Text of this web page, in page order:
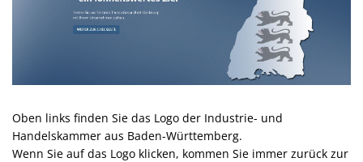
Oben links finden Sie das Logo der Industrie- und
Handelskammer aus Baden-Württemberg.
Wenn Sie auf das Logo klicken, kommen Sie immer zurück zur